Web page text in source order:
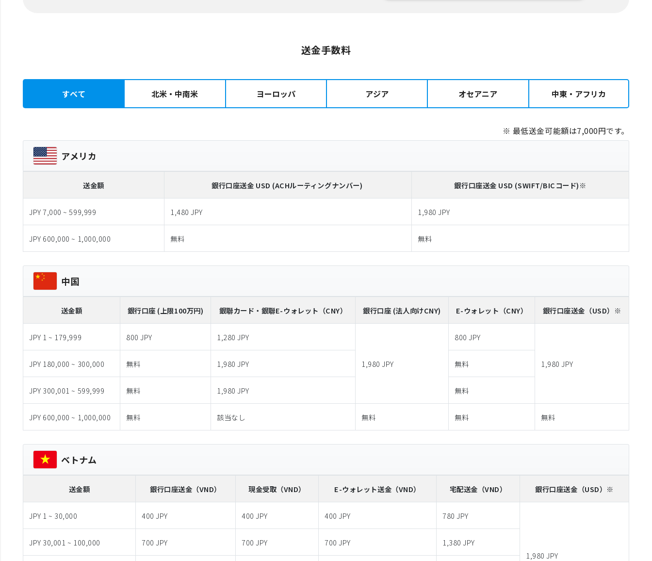
送金手数料
すべて 北米・中南米 ヨーロッパ アジア オセアニア 中東・アフリカ
※ 最低送金可能額は7,000円です。
アメリカ
送金額 銀行口座送金 USD (ACHルーティングナンバー) 銀行口座送金 USD (SWIFT/BICコード)※
JPY 7,000 ~ 599,999 1,480 JPY 1,980 JPY
JPY 600,000 ~ 1,000,000 無料 無料
中国
送金額 銀行口座 (上限100万円) 銀聯カード・銀聯E-ウォレット （CNY） 銀行口座 (法人向けCNY) E-ウォレット （CNY） 銀行口座送金 （USD）※
JPY 1 ~ 179,999 800 JPY 1,280 JPY
1,980 JPY
800 JPY
1,980 JPY
JPY 180,000 ~ 300,000 無料 1,980 JPY 無料
JPY 300,001 ~ 599,999 無料 1,980 JPY 無料
JPY 600,000 ~ 1,000,000 無料 該当なし 無料 無料 無料
ベトナム
送金額 銀行口座送金 （VND） 現金受取 （VND） E-ウォレット送金 （VND） 宅配送金 （VND） 銀行口座送金 （USD）※
JPY 1 ~ 30,000 400 JPY 400 JPY 400 JPY 780 JPY
1,980 JPY
JPY 30,001 ~ 100,000 700 JPY 700 JPY 700 JPY 1,380 JPY